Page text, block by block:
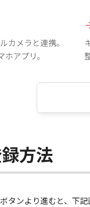
カメラと連携。
アプリ。
方法
タンより進むと、下記